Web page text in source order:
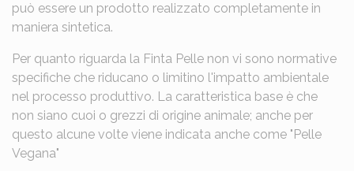
può essere un prodotto realizzato completamente in
maniera sintetica.
Per quanto riguarda la Finta Pelle non vi sono normative
specifiche che riducano o limitino l'impatto ambientale
nel processo produttivo. La caratteristica base è che
non siano cuoi o grezzi di origine animale; anche per
questo alcune volte viene indicata anche come "Pelle
Vegana"